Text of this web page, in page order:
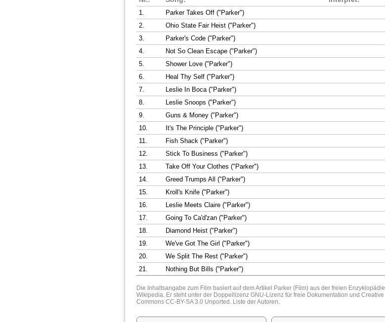
1.
Parker Takes Off ("Parker")
2.
Ohio State Fair Heist ("Parker")
3.
Parker's Code ("Parker")
4.
Not So Clean Escape ("Parker")
5.
Shower Love ("Parker")
6.
Heal Thy Self ("Parker")
7.
Leslie In Boca ("Parker")
8.
Leslie Snoops ("Parker")
9.
Guns & Money ("Parker")
10.
It's The Principle ("Parker")
11.
Fish Shack ("Parker")
12.
Stick To Business ("Parker")
13.
Take Off Your Clothes ("Parker")
14.
Greed Trumps All ("Parker")
15.
Kroll's Knife ("Parker")
16.
Leslie Meets Claire ("Parker")
17.
Going To Ca'd'zan ("Parker")
18.
Diamond Heist ("Parker")
19.
We've Got The Girl ("Parker")
20.
We Split The Rest ("Parker")
21.
Nothing But Bills ("Parker")
Die Inhaltsangabe zum Film basiert auf dem Artikel Parker (Film) aus der freien Enzyklopädie
Wikipedia. Er steht unter der DoppellizenzGNU-Lizenz für freie Dokumentation undCreative
Commons CC-BY-SA 3.0 Unported. Liste der Autoren.